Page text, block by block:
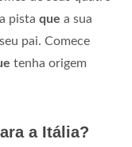
pista que a sua
pai. Comece
tenha origem
a Itália?